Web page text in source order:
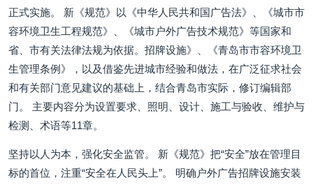
正式实施。 新《规范》以《中华人民共和国广告法》、《城市市
容环境卫生工程规范》、《城市户外广告技术规范》等国家和
省、市有关法律法规为依据。招牌设施》、《青岛市市容环境卫
生管理条例》，以及借鉴先进城市经验和做法，在广泛征求社会
和有关部门意见建议的基础上，结合青岛市实际，修订编辑部
门。 主要内容分为设置要求、照明、设计、施工与验收、维护与
检测、术语等11章。
坚持以人为本，强化安全监管。 新《规范》把“安全”放在管理目
标的首位，注重“安全在人民头上”。 明确户外广告招牌设施安装